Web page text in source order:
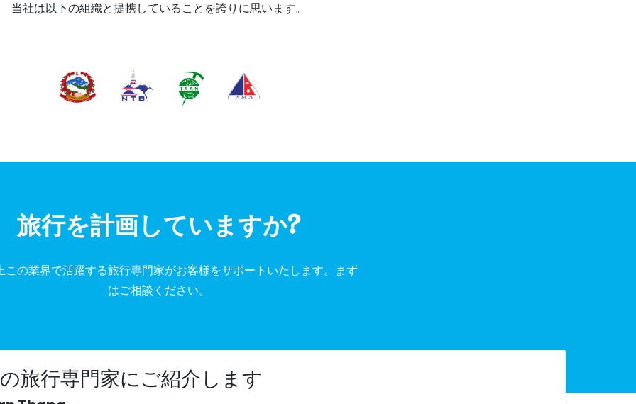
当社は以下の組織と提携していることを誇りに思います。
旅行を計画していますか?
この業界で活躍する旅行専門家がお客様をサポ​​ートいたします。まず
はご相談ください。
旅行専門家にご紹介します